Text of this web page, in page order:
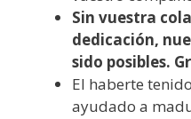
Sin vuestra
dedicación,
sido posibles.
El haberte
ayudado a